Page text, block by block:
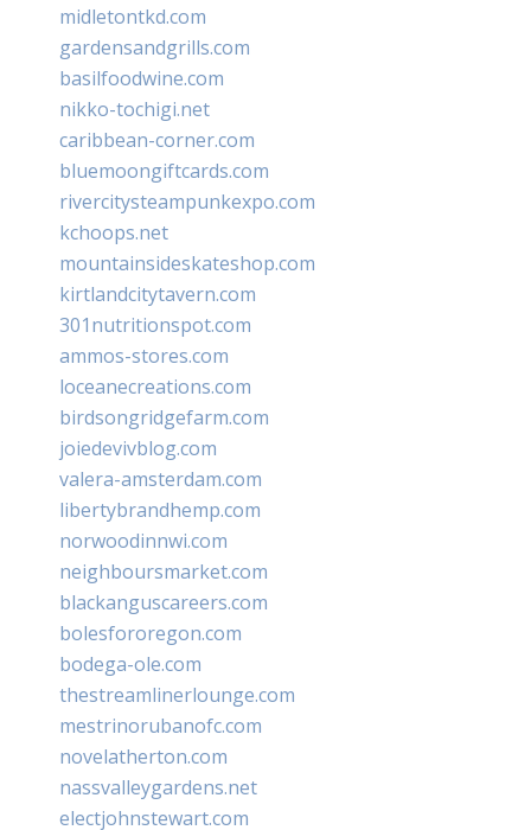
midletontkd.com
gardensandgrills.com
basilfoodwine.com
nikko-tochigi.net
caribbean-corner.com
bluemoongiftcards.com
rivercitysteampunkexpo.com
kchoops.net
mountainsideskateshop.com
kirtlandcitytavern.com
301nutritionspot.com
ammos-stores.com
loceanecreations.com
birdsongridgefarm.com
joiedevivblog.com
valera-amsterdam.com
libertybrandhemp.com
norwoodinnwi.com
neighboursmarket.com
blackanguscareers.com
bolesfororegon.com
bodega-ole.com
thestreamlinerlounge.com
mestrinorubanofc.com
novelatherton.com
nassvalleygardens.net
electjohnstewart.com